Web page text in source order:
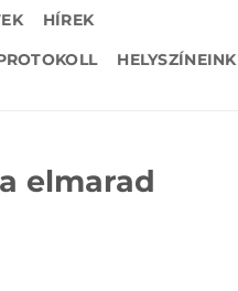
HÍREK
HELYSZÍNEINK
elmarad